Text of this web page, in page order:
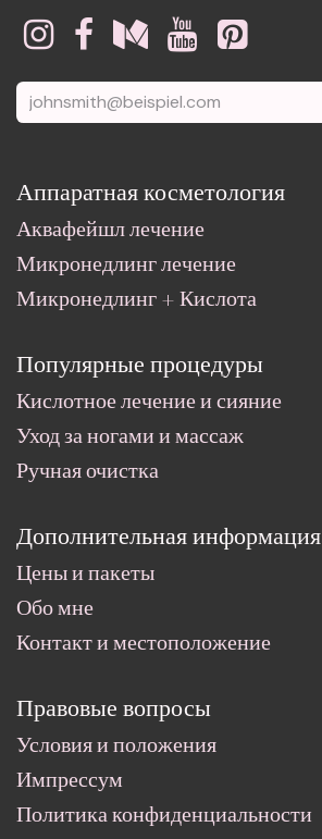
Аппаратная косметология
Аквафейшл лечение
Микронедлинг лечение
Микронедлинг + Кислота
Популярные процедуры
Кислотное лечение и сияние
Уход за ногами и массаж
Ручная очистка
Дополнительная информация
Цены и пакеты
Обо мне
Контакт и местоположение
Правовые вопросы
Условия и положения
Импрессум
Политика конфиденциальности